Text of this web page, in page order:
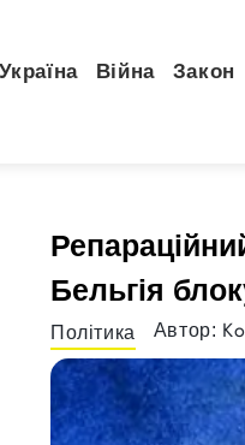
Україна Війна Закон
Бельгія
Політика Автор: